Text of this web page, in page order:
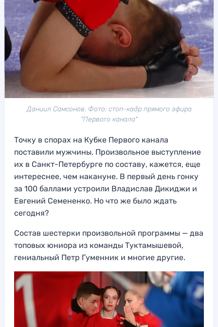
Даниил Самсонов. Фото: стоп-кадр прямого эфира
"Первого канала"
Точку в спорах на Кубке Первого канала
поставили мужчины. Произвольное выступление
их в Санкт-Петербурге по составу, кажется, еще
интереснее, чем накануне. В первый день гонку
за 100 баллами устроили Владислав Дикиджи и
Евгений Семененко. Но что же было ждать
сегодня?
Состав шестерки произвольной программы — два
топовых юниора из команды Туктамышевой,
гениальный Петр Гуменник и многие другие.